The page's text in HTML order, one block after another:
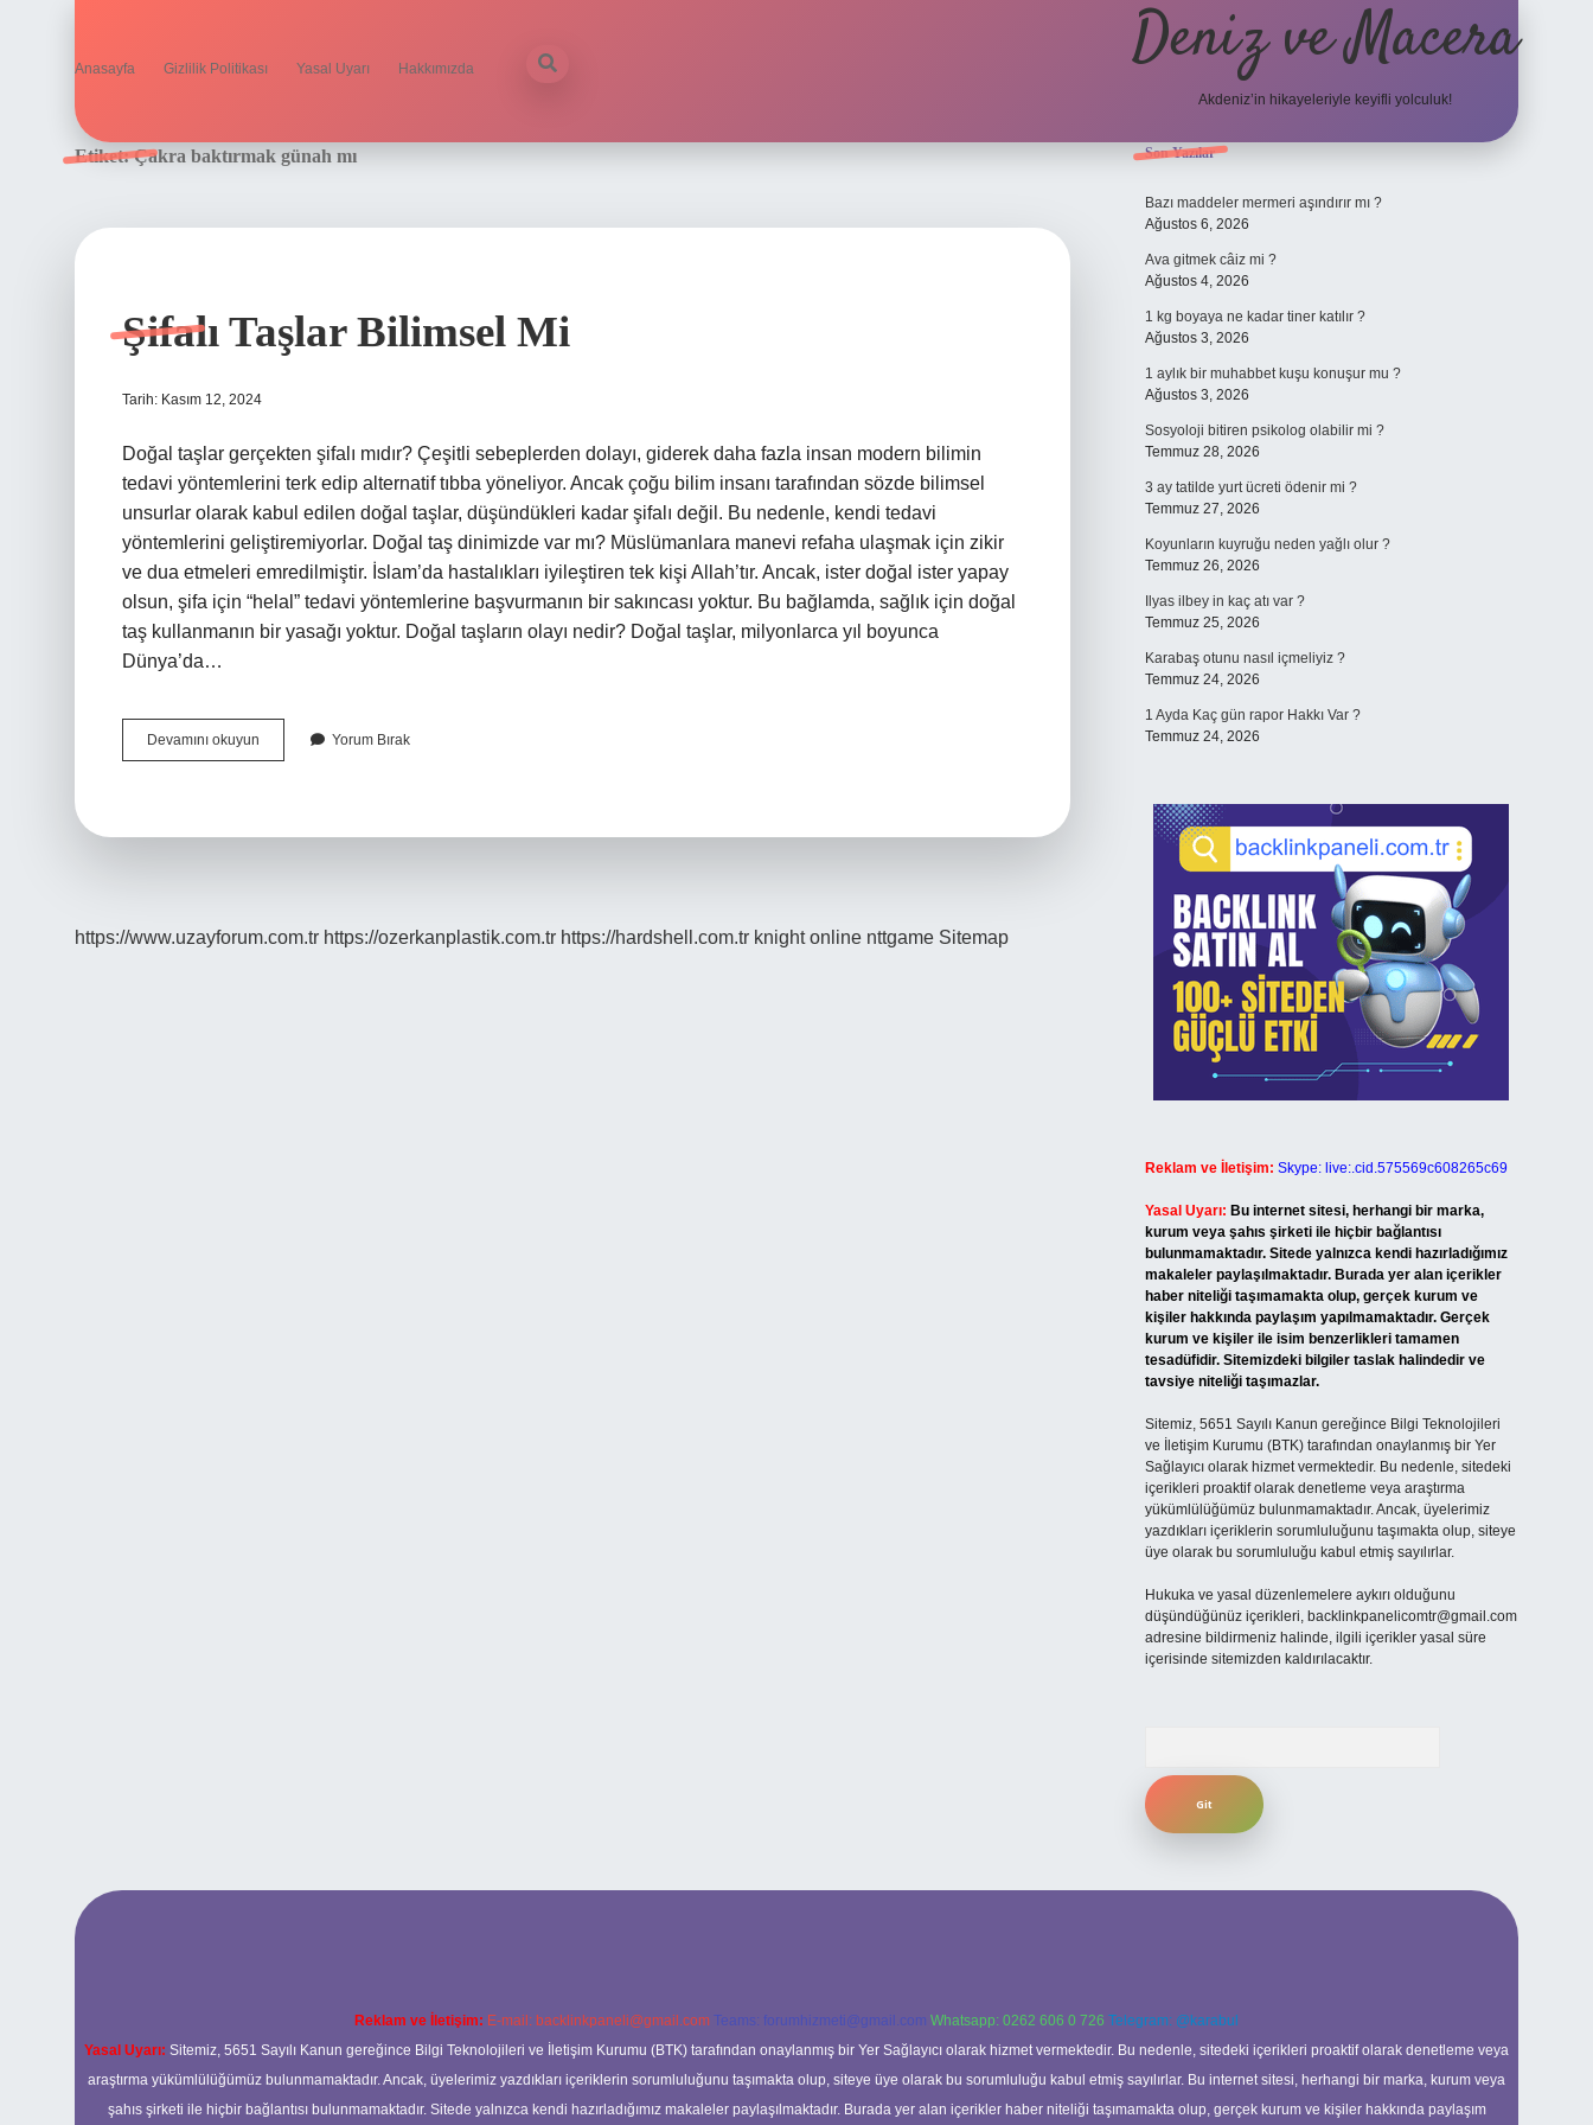
Anasayfa Gizlilik Politikası Yasal Uyarı Hakkımızda Deniz ve Macera
Akdeniz’in hikayeleriyle keyifli yolculuk!
Etiket:Çakra baktırmak günah mı
Şifalı Taşlar Bilimsel Mi
Tarih: Kasım 12, 2024
Doğal taşlar gerçekten şifalı mıdır? Çeşitli sebeplerden dolayı, giderek daha fazla insan modern bilimin
tedavi yöntemlerini terk edip alternatif tıbba yöneliyor. Ancak çoğu bilim insanı tarafından sözde bilimsel
unsurlar olarak kabul edilen doğal taşlar, düşündükleri kadar şifalı değil. Bu nedenle, kendi tedavi
yöntemlerini geliştiremiyorlar. Doğal taş dinimizde var mı? Müslümanlara manevi refaha ulaşmak için zikir
ve dua etmeleri emredilmiştir. İslam’da hastalıkları iyileştiren tek kişi Allah’tır. Ancak, ister doğal ister yapay
olsun, şifa için “helal” tedavi yöntemlerine başvurmanın bir sakıncası yoktur. Bu bağlamda, sağlık için doğal
taş kullanmanın bir yasağı yoktur. Doğal taşların olayı nedir? Doğal taşlar, milyonlarca yıl boyunca
Dünya’da…
Devamını okuyun
Taşlar
Yorum Bırak
https://www.uzayforum.com.tr https://ozerkanplastik.com.tr https://hardshell.com.tr knight online nttgame Sitemap
Sidebar
Son Yazılar
Bazı maddeler mermeri aşındırır mı ?
Ağustos 6, 2026
Ava gitmek câiz mi ?
Ağustos 4, 2026
1 kg boyaya ne kadar tiner katılır ?
Ağustos 3, 2026
1 aylık bir muhabbet kuşu konuşur mu ?
Ağustos 3, 2026
Sosyoloji bitiren psikolog olabilir mi ?
Temmuz 28, 2026
3 ay tatilde yurt ücreti ödenir mi ?
Temmuz 27, 2026
Koyunların kuyruğu neden yağlı olur ?
Temmuz 26, 2026
Ilyas ilbey in kaç atı var ?
Temmuz 25, 2026
Karabaş otunu nasıl içmeliyiz ?
Temmuz 24, 2026
1 Ayda Kaç gün rapor Hakkı Var ?
Temmuz 24, 2026
Reklam ve İletişim: Skype: live:.cid.575569c608265c69
Yasal Uyarı: Bu internet sitesi, herhangi bir marka,
kurum veya şahıs şirketi ile hiçbir bağlantısı
bulunmamaktadır. Sitede yalnızca kendi hazırladığımız
makaleler paylaşılmaktadır. Burada yer alan içerikler
haber niteliği taşımamakta olup, gerçek kurum ve
kişiler hakkında paylaşım yapılmamaktadır. Gerçek
kurum ve kişiler ile isim benzerlikleri tamamen
tesadüfidir. Sitemizdeki bilgiler taslak halindedir ve
tavsiye niteliği taşımazlar.
Sitemiz, 5651 Sayılı Kanun gereğince Bilgi Teknolojileri
ve İletişim Kurumu (BTK) tarafından onaylanmış bir Yer
Sağlayıcı olarak hizmet vermektedir. Bu nedenle, sitedeki
içerikleri proaktif olarak denetleme veya araştırma
yükümlülüğümüz bulunmamaktadır. Ancak, üyelerimiz
yazdıkları içeriklerin sorumluluğunu taşımakta olup, siteye
üye olarak bu sorumluluğu kabul etmiş sayılırlar.
Hukuka ve yasal düzenlemelere aykırı olduğunu
düşündüğünüz içerikleri, backlinkpanelicomtr@gmail.com
adresine bildirmeniz halinde, ilgili içerikler yasal süre
içerisinde sitemizden kaldırılacaktır.
Reklam ve İletişim: E-mail: backlinkpaneli@gmail.com Teams: forumhizmeti@gmail.com Whatsapp: 0262 606 0 726 Telegram: @karabul
Yasal Uyarı: Sitemiz, 5651 Sayılı Kanun gereğince Bilgi Teknolojileri ve İletişim Kurumu (BTK) tarafından onaylanmış bir Yer Sağlayıcı olarak hizmet vermektedir. Bu nedenle, sitedeki içerikleri proaktif olarak denetleme veya
araştırma yükümlülüğümüz bulunmamaktadır. Ancak, üyelerimiz yazdıkları içeriklerin sorumluluğunu taşımakta olup, siteye üye olarak bu sorumluluğu kabul etmiş sayılırlar. Bu internet sitesi, herhangi bir marka, kurum veya
şahıs şirketi ile hiçbir bağlantısı bulunmamaktadır. Sitede yalnızca kendi hazırladığımız makaleler paylaşılmaktadır. Burada yer alan içerikler haber niteliği taşımamakta olup, gerçek kurum ve kişiler hakkında paylaşım